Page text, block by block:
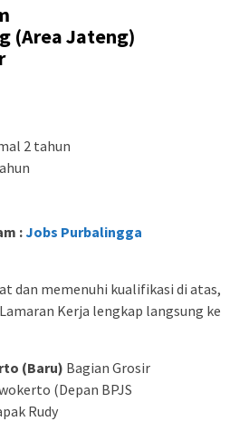
(Area Jateng)
2 tahun
:Jobs Purbalingga
dan memenuhi kualifikasi di atas,
Kerja lengkap langsung ke
(Baru) Bagian Grosir
(Depan BPJS
Rudy